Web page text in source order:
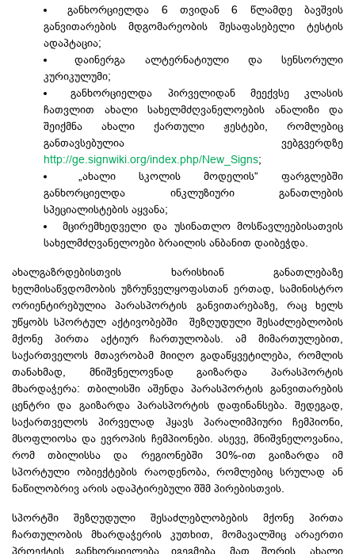
განხორციელდა 6 თვიდან 6 წლამდე ბავშვის
განვითარების მდგომარეობის შესაფასებელი ტესტის
ადაპტაცია;
დაინერგა ალტერნატიული და სენსორული
კურიკულუმი;
განხორციელდა პირველიდან მეექვსე კლასის
ჩათვლით ახალი სახელმძღვანელოების ანალიზი და
შეიქმნა ახალი ქართული ჟესტები, რომლებიც
განთავსებულია ვებგვერდზე
http://ge.signwiki.org/index.php/New_Signs;
„ახალი სკოლის მოდელის“ ფარგლებში
განხორციელდა ინკლუზიური განათლების
სპეციალისტების აყვანა;
მცირემხედველი და უსინათლო მოსწავლეებისათვის
სახელმძღვანელოები ბრაილის ანბანით დაიბეჭდა.
ახალგაზრდებისთვის ხარისხიან განათლებაზე
ხელმისაწვდომობის უზრუნველყოფასთან ერთად, სამინისტრო
ორიენტირებულია პარასპორტის განვითარებაზე, რაც ხელს
უწყობს სპორტულ აქტივობებში შეზღუდული შესაძლებლობის
მქონე პირთა აქტიურ ჩართულობას. ამ მიმართულებით,
საქართველოს მთავრობამ მიიღო გადაწყვეტილება, რომლის
თანახმად, მნიშვნელოვნად გაიზარდა პარასპორტის
მხარდაჭერა: თბილისში აშენდა პარასპორტის განვითარების
ცენტრი და გაიზარდა პარასპორტის დაფინანსება. შედეგად,
საქართველოს პირველად ჰყავს პარალიმპიური ჩემპიონი,
მსოფლიოსა და ევროპის ჩემპიონები. ასევე, მნიშვნელოვანია,
რომ თბილისსა და რეგიონებში 30%-ით გაიზარდა იმ
სპორტული ობიექტების რაოდენობა, რომლებიც სრულად ან
ნაწილობრივ არის ადაპტირებული შშმ პირებისთვის.
სპორტში შეზღუდული შესაძლებლობების მქონე პირთა
ჩართულობის მხარდაჭერის კუთხით, მომავალშიც არაერთი
პროექტის განხორციელება იგეგმება, მათ შორის, ახალი